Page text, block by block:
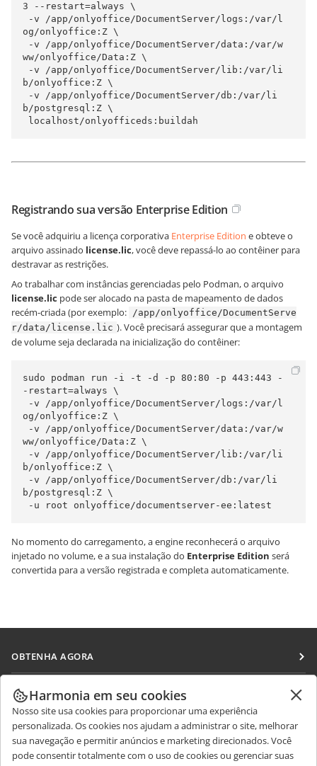
3 --restart=always \
og/onlyoffice:Z \
ww/onlyoffice/Data:Z \
b/onlyoffice:Z \
b/postgresql:Z \
localhost/onlyofficeds:buildah
Registrando sua versão Enterprise Edition
Se você adquiriu a licença corporativa Enterprise Edition e obteve o
arquivo assinado license.lic, você deve repassá-lo ao contêiner para
destravar as restrições.
Ao trabalhar com instâncias gerenciadas pelo Podman, o arquivo
license.lic pode ser alocado na pasta de mapeamento de dados
recém-criada (por exemplo: /app/onlyoffice/DocumentServe
r/data/license.lic ). Você precisará assegurar que a montagem
de volume seja declarada na inicialização do contêiner:
sudo podman run -i -t -d -p 80:80 -p 443:443 -
-restart=always \
og/onlyoffice:Z \
ww/onlyoffice/Data:Z \
b/onlyoffice:Z \
b/postgresql:Z \
-u root onlyoffice/documentserver-ee:latest
No momento do carregamento, a engine reconhecerá o arquivo
injetado no volume, e a sua instalação do Enterprise Edition será
convertida para a versão registrada e completa automaticamente.
OBTENHA AGORA
Docs
DocSpace
Workspace
Conectores
COLABORAR
Para colaboradores
Para tradutores
Para influenciadores
RECEBA NOTÍCIAS
Blog
OBTER AJUDA
Harmonia em seu cookies
Nosso site usa cookies para proporcionar uma experiência
personalizada. Os cookies nos ajudam a administrar o site, melhorar
sua navegação e permitir anúncios e marketing direcionados. Você
pode consentir totalmente com o uso de cookies ou gerenciar suas